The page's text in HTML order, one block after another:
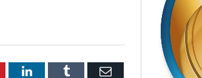
LinkedInTumblr Email